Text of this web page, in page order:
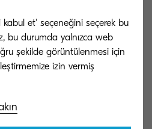
olması durumunda, kalan
yönlendirin.
kabul et' seçeneğini seçerek bu
bu durumda yalnızca web
şekilde görüntülenmesi için
izin vermiş